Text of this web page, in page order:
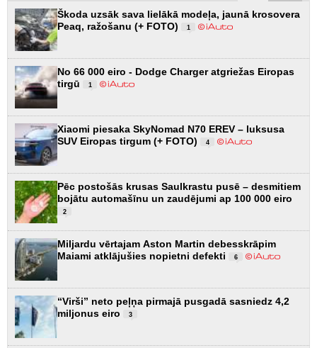
Škoda uzsāk sava lielākā modeļa, jaunā krosovera
Peaq, ražošanu (+ FOTO)
1
No 66 000 eiro - Dodge Charger atgriežas Eiropas
tirgū
1
Xiaomi piesaka SkyNomad N70 EREV – luksusa
SUV Eiropas tirgum (+ FOTO)
4
Pēc postošās krusas Saulkrastu pusē – desmitiem
bojātu automašīnu un zaudējumi ap 100 000 eiro
2
Miljardu vērtajam Aston Martin debesskrāpim
Maiami atklājušies nopietni defekti
6
“Virši” neto peļņa pirmajā pusgadā sasniedz 4,2
miljonus eiro
3